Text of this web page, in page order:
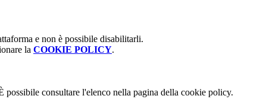
e non è possibile disabilitarli.
la COOKIE POLICY.
possibile consultare l'elenco nella pagina della cookie policy.